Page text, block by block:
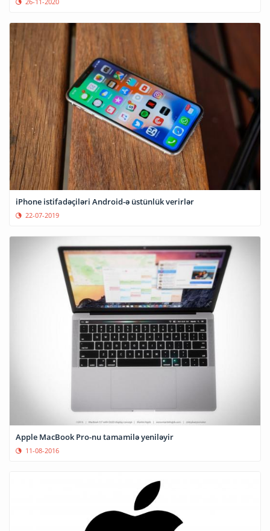
iPhone istifadəçiləri Android-ə üstünlük verirlər
22-07-2019
Apple MacBook Pro-nu tamamilə yeniləyir
11-08-2016